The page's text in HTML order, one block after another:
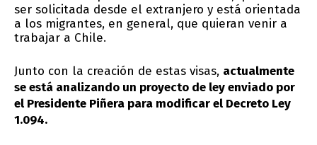
ser solicitada desde el extranjero y está orientada
a los migrantes, en general, que quieran venir a
trabajar a Chile.
Junto con la creación de estas visas, actualmente
se está analizando un proyecto de ley enviado por
el Presidente Piñera para modificar el Decreto Ley
1.094.